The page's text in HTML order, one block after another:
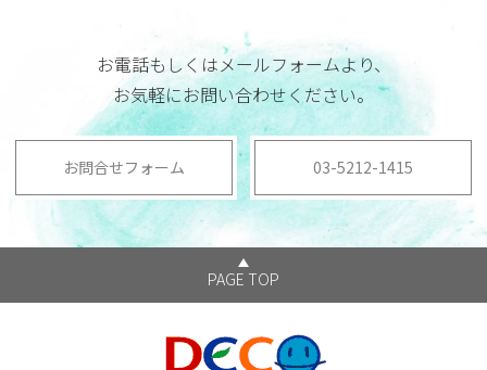
お電話もしくはメールフォームより、
お気軽にお問い合わせください。
お問合せフォーム 03-5212-1415
PAGE TOP